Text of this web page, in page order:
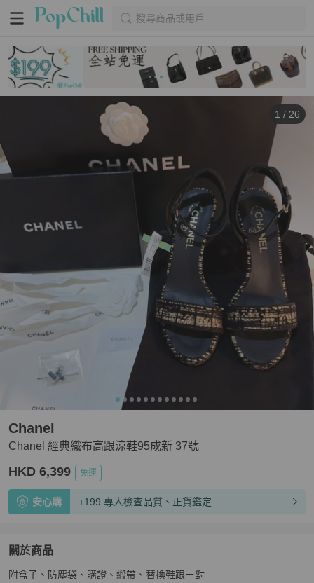
搜尋商品或用戶
1 / 26
Chanel 經典織布高跟涼鞋95成新 37號
Chanel
HKD 6,399 免運
安心購 +199 專人檢查品質、正貨鑑定
關於商品
關於Chanel 經典織布高跟涼鞋95成新 37號
附盒子、防塵袋、購證、緞帶、替換鞋跟ㄧ對